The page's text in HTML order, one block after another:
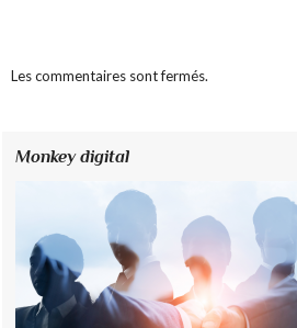
Les commentaires sont fermés.
Monkey digital